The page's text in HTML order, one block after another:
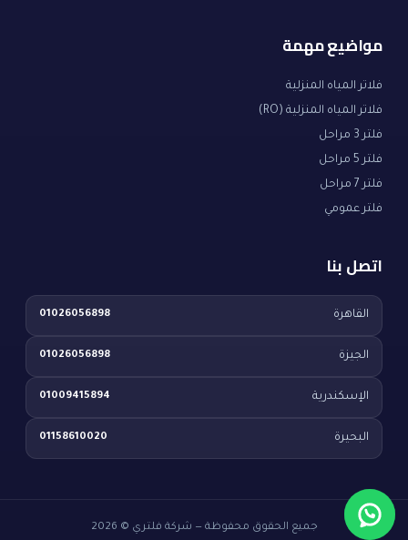
مواضيع مهمة
فلاتر المياه المنزلية
فلاتر المياه المنزلية (RO)
فلتر 3 مراحل
فلتر 5 مراحل
فلتر 7 مراحل
فلتر عمومي
اتصل بنا
القاهرة 01026056898
الجيزة 01026056898
الإسكندرية 01009415894
البحيرة 01158610020
جميع الحقوق محفوظة — شركة فلتري © 2026